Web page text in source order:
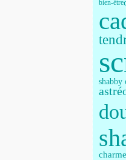
bien-être
shabby
charme